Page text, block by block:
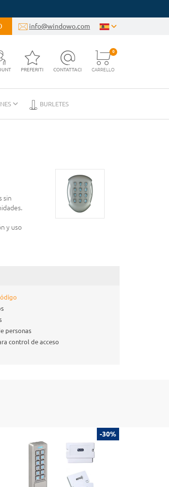
info@windowo.com
PREFERITI CONTATTACI CARRELLO
0
BURLETES
sin
y uso
personas
control de acceso
-30%